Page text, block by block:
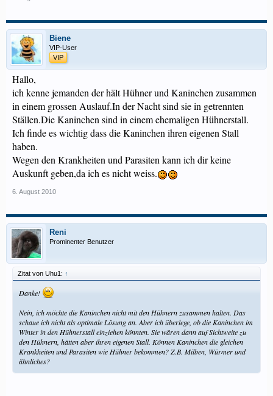
Biene
VIP-User
VIP
Hallo,
ich kenne jemanden der hält Hühner und Kaninchen zusammen
in einem grossen Auslauf.In der Nacht sind sie in getrennten
Ställen.Die Kaninchen sind in einem ehemaligen Hühnerstall.
Ich finde es wichtig dass die Kaninchen ihren eigenen Stall
haben.
Wegen den Krankheiten und Parasiten kann ich dir keine
Auskunft geben,da ich es nicht weiss.
6. August 2010
Reni
Prominenter Benutzer
Zitat von Uhu1: ↑
Danke!
Nein, ich möchte die Kaninchen nicht mit den Hühnern zusammen halten. Das
schaue ich nicht als optimale Lösung an. Aber ich überlege, ob die Kaninchen im
Winter in den Hühnerstall einziehen könnten. Sie wären dann auf Sichtweite zu
den Hühnern, hätten aber ihren eigenen Stall. Können Kaninchen die gleichen
Krankheiten und Parasiten wie Hühner bekommen? Z.B. Milben, Würmer und
ähnliches?